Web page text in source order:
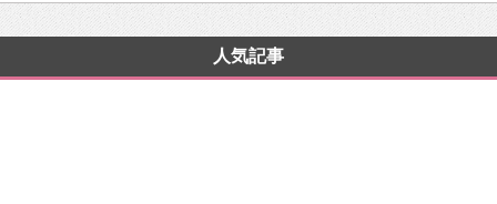
人気記事